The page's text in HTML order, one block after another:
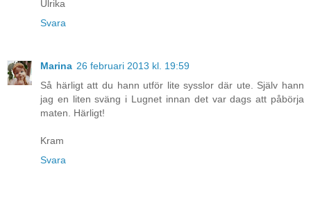
Ulrika
Svara
Marina 26 februari 2013 kl. 19:59
Så härligt att du hann utför lite sysslor där ute. Själv hann
jag en liten sväng i Lugnet innan det var dags att påbörja
maten. Härligt!
Kram
Svara